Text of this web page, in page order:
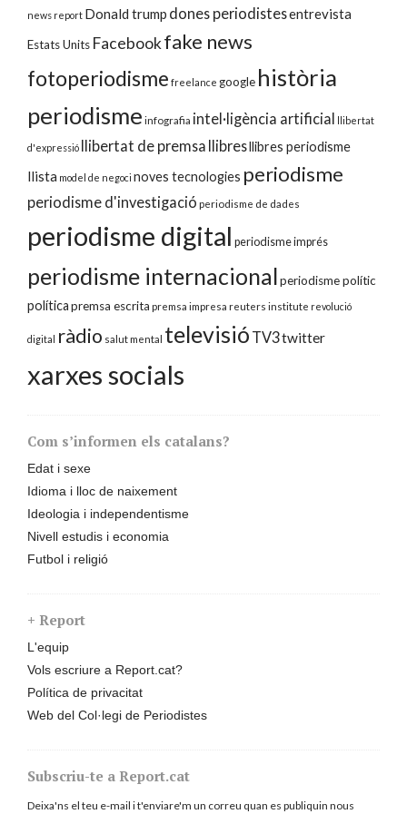
news report Donald trump dones periodistesentrevista
Estats Units Facebookfake news
fotoperiodisme freelance google història
periodisme infografia intel·ligència artificial llibertat
d'expressió llibertat de premsa llibresllibres periodisme
llista model de negoci noves tecnologies periodisme
periodisme d'investigació periodisme de dades
periodisme digital periodisme imprés
periodisme internacionalperiodisme polític
políticapremsa escrita premsa impresa reuters institute revolució
digital ràdio salut mental televisió TV3twitter
xarxes socials
Com s’informen els catalans?
Edat i sexe
Idioma i lloc de naixement
Ideologia i independentisme
Nivell estudis i economia
Futbol i religió
+ Report
L'equip
Vols escriure a Report.cat?
Política de privacitat
Web del Col·legi de Periodistes
Subscriu-te a Report.cat
Deixa'ns el teu e-mail i t'enviare'm un correu quan es publiquin nous